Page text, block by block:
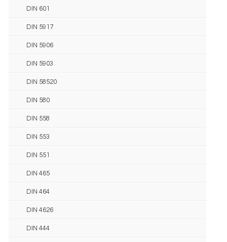
DIN 601
DIN 5917
DIN 5906
DIN 5903
DIN 58520
DIN 580
DIN 558
DIN 553
DIN 551
DIN 465
DIN 464
DIN 4626
DIN 444